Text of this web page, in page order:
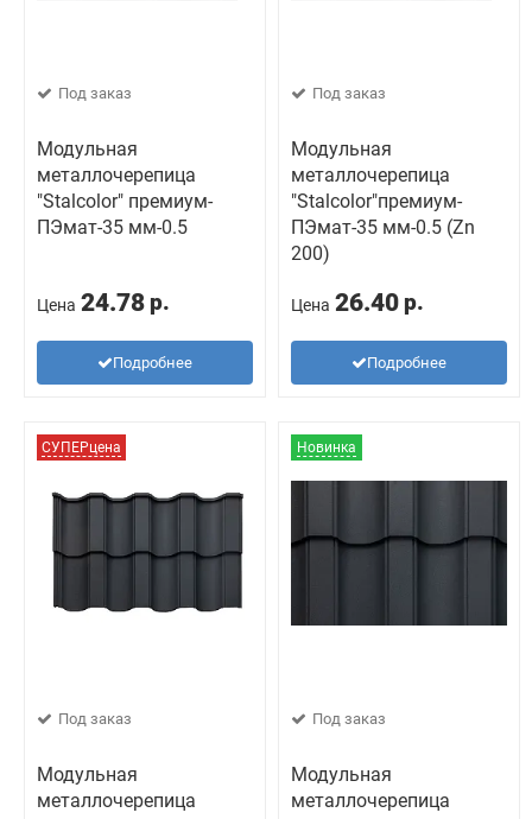
Под заказ
Модульная
металлочерепица
"Stalcolor" премиум-
ПЭмат-35 мм-0.5
Цена 24.78 р.
Подробнее
Под заказ
Модульная
металлочерепица
"Stalcolor"премиум-
ПЭмат-35 мм-0.5 (Zn
200)
Цена 26.40 р.
Подробнее
СУПЕРцена
Под заказ
Модульная
металлочерепица
Новинка
Под заказ
Модульная
металлочерепица